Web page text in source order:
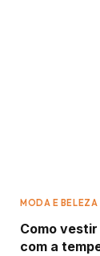
MODA E BELEZA
Como
com a